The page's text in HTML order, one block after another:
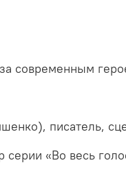
современным
писатель,
«Во весь